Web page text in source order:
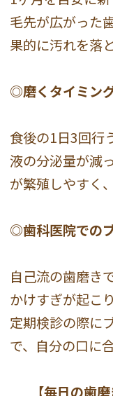
毛先が広がった
果的に汚れを落
◎磨くタイミン
食後の1日3回行
液の分泌量が減
が繁殖しやすく
◎歯科医院での
自己流の歯磨き
かけすぎが起こ
定期検診の際に
で、自分の口に
【毎日の歯